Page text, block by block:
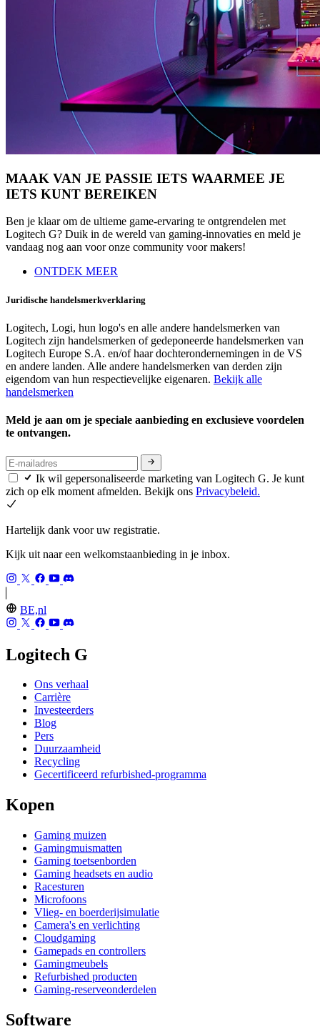
MAAK VAN JE PASSIE IETS WAARMEE JE
IETS KUNT BEREIKEN
Ben je klaar om de ultieme game-ervaring te ontgrendelen met
Logitech G? Duik in de wereld van gaming-innovaties en meld je
vandaag nog aan voor onze community voor makers!
ONTDEK MEER
Juridische handelsmerkverklaring
Logitech, Logi, hun logo's en alle andere handelsmerken van
Logitech zijn handelsmerken of gedeponeerde handelsmerken van
Logitech Europe S.A. en/of haar dochterondernemingen in de VS
en andere landen. Alle andere handelsmerken van derden zijn
eigendom van hun respectievelijke eigenaren. Bekijk alle
handelsmerken
Meld je aan om je speciale aanbieding en exclusieve voordelen
te ontvangen.
Ik wil gepersonaliseerde marketing van Logitech G. Je kunt
zich op elk moment afmelden. Bekijk ons Privacybeleid.
Hartelijk dank voor uw registratie.
Kijk uit naar een welkomstaanbieding in je inbox.
BE,nl
Logitech G
Ons verhaal
Carrière
Investeerders
Blog
Pers
Duurzaamheid
Recycling
Gecertificeerd refurbished-programma
Kopen
Gaming muizen
Gamingmuismatten
Gaming toetsenborden
Gaming headsets en audio
Racesturen
Microfoons
Vlieg- en boerderijsimulatie
Camera's en verlichting
Cloudgaming
Gamepads en controllers
Gamingmeubels
Refurbished producten
Gaming-reserveonderdelen
Software